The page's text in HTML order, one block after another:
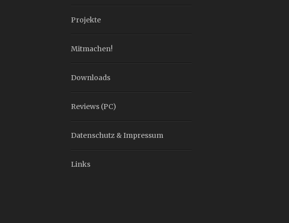
Projekte
Mitmachen!
Downloads
Reviews (PC)
Datenschutz & Impressum
Links